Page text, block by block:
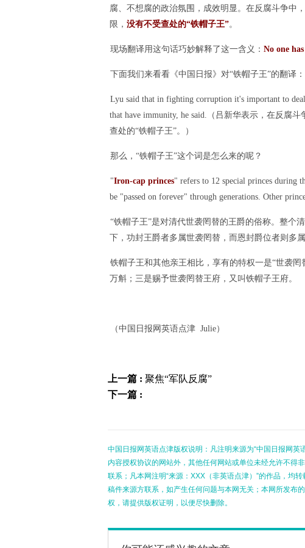
腐、不想腐的政治氛围，成效明显。在反腐斗争中
限， 没有不受查处的“铁帽子王”。
现场翻译用这句话巧妙解释了这一含义：No one
下面我们来看看《中国日报》对“铁帽子王”的翻译：
Lyu said that in fighting corruption it's important to
that have immunity, he said.（吕新华表示，在反腐
查处的“铁帽子王”。）
那么，“铁帽子王”这个词是怎么来的呢？
"Iron-cap princes" refers to 12 special princes during
be "passed on forever" through generations. Other
“铁帽子王”是对清代世袭罔替的王爵的俗称。整个
下，功封王爵者多属世袭罔替，而恩封爵位者则多属
铁帽子王和其他亲王相比，享有的特权一是“世袭
万斛；三是赐予世袭罔替王府，又叫铁帽子王府。
（中国日报网英语点津 Julie）
上一篇 : 聚焦“军队反腐”
下一篇 :
中国日报网英语点津版权说明：凡注明来源为“中国日报网
内容授权协议的网站外，其他任何网站或单位未经允许不得
联系；凡本网注明“来源：XXX（非英语点津）”的作品，均
稿件来源方联系，如产生任何问题与本网无关；本网所发布
权，请提供版权证明，以便尽快删除。